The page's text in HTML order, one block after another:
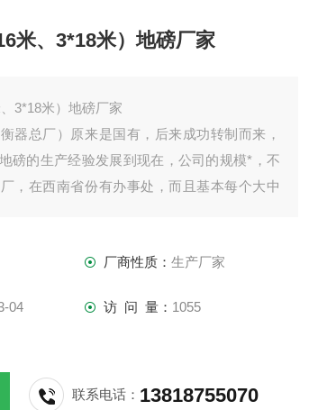
米、3*18米）地磅厂家
3*18米）地磅厂家
器总厂）原来是国有，后来成功转制而来，
磅的生产经验发展到现在，公司的规模*，不
，在西南省份有办事处，而且基本每个大中
诚的心对待天南地北的每一个客户！
厂商性质： 生产厂家
04 访 问 量： 1055
联系电话： 13818755070